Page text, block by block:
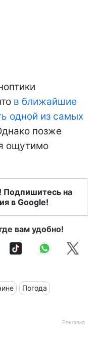
в ближайшие
одной из самых
позже
ощутимо
Подпишитесь на
в Google!
вам удобно!
Погода